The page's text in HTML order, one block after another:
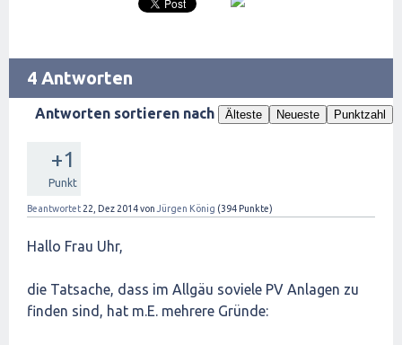
4 Antworten
Antworten sortieren nach Älteste Neueste Punktzahl
+1
Punkt
Beantwortet 22, Dez 2014von Jürgen König (394 Punkte)
Hallo Frau Uhr,
die Tatsache, dass im Allgäu soviele PV Anlagen zu
finden sind, hat m.E. mehrere Gründe: